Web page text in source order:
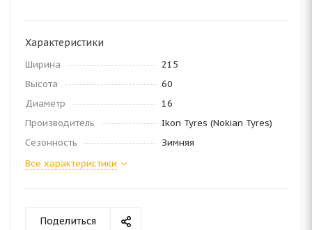
Характеристики
Ширина
215
Высота
60
Диаметр
16
Производитель
Ikon Tyres (Nokian Tyres)
Сезонность
Зимняя
Все характеристики
Поделиться